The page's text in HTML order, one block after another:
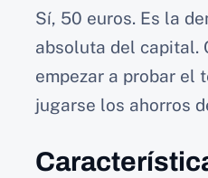
Sí, 50 euros. Es la
absoluta del capital.
empezar a probar el
jugarse los ahorros